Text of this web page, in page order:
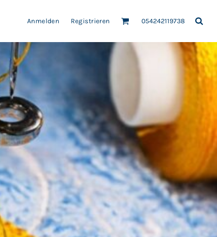
Anmelden Registrieren 054242119738
FROTTIERWAREN
PATCH-AUFNÄHER